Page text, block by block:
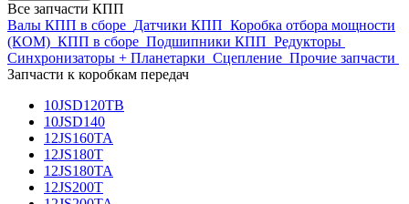
Все запчасти КПП
Валы КПП в сборе Датчики КПП Коробка отбора мощности
(КОМ) КПП в сборе Подшипники КПП Редукторы
Синхронизаторы + Планетарки Сцепление Прочие запчасти
Запчасти к коробкам передач
10JSD120TB
10JSD140
12JS160TA
12JS180T
12JS180TA
12JS200T